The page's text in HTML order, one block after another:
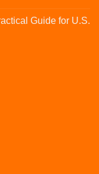
Guide for U.S.